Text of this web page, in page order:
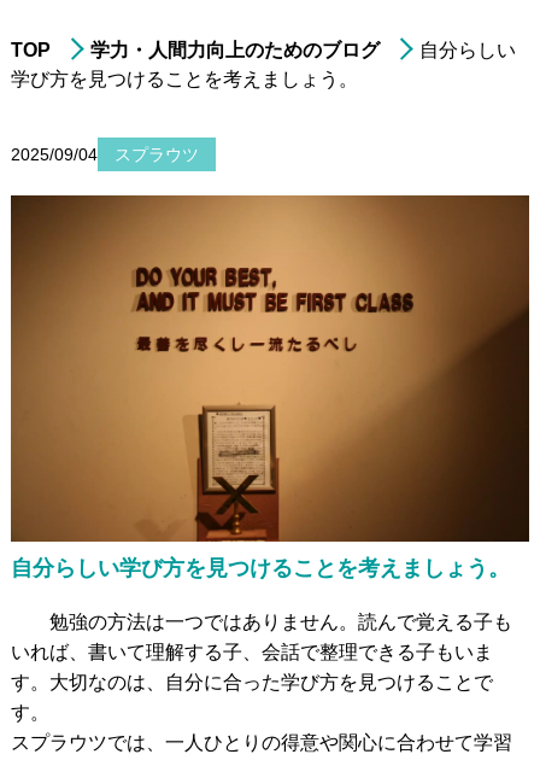
進学実績
非受験の小学生への学習指導
中学1～2年生の 学習指導
中学3年生の高校受験指導
高校生の学習指導&大学受験対策
在宅型個別学習指導
のための学習指導
発達障がいのある未就学児の療育
発達障がい児＆ 不登校生のフリースクール
郊外学習（宿泊含む）、生活&学習支援
TOP 学力・人間力向上のためのブログ
自分らしい
学び方を見つけることを考えましょう。
2025/09/04 スプラウツ
自分らしい学び方を見つけることを考えましょう。
勉強の方法は一つではありません。読んで覚える子も
いれば、書いて理解する子、会話で整理できる子もいま
す。大切なのは、自分に合った学び方を見つけることで
す。
スプラウツでは、一人ひとりの得意や関心に合わせて学習